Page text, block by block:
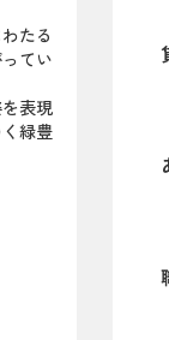
たる
てい
表現
緑豊